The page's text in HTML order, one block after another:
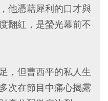
他憑藉犀利的口才與
翻紅，是螢光幕前不
，但曹西平的私人生
次在節目中痛心揭露